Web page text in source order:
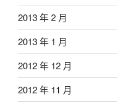
2013 年 2 月
2013 年 1 月
2012 年 12 月
2012 年 11 月